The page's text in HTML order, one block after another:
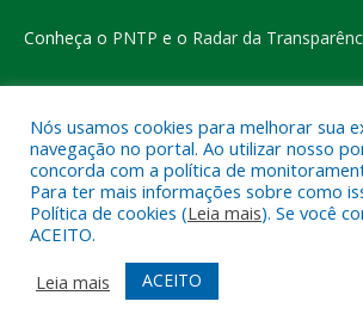
Conheça o PNTP e o Radar da
Todos os direitos reservados a Prefeitura
do Carajás
Mapa do Site
Acessar o Webmail
Nós usamos cookies para melhorar sua
navegação no portal. Ao utilizar nosso
concorda com a política de
Para ter mais informações sobre como
Política de cookies (Leia mais). Se você
ACEITO.
Leia mais
ACEITO